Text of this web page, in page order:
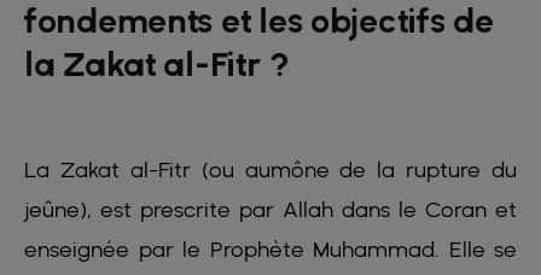
fondements et les objectifs de
la Zakat al-Fitr ?
La Zakat al-Fitr (ou aumône de la rupture du
jeûne), est prescrite par Allah dans le Coran et
enseignée par le Prophète Muhammad. Elle se